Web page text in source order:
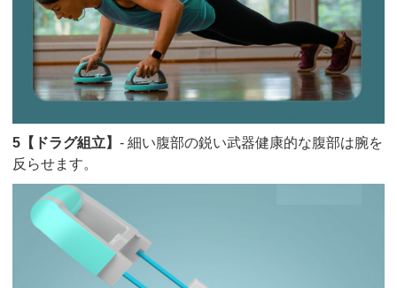
5【ドラグ組立】- 細い腹部の鋭い武器健康的な腹部は腕を
反らせます。